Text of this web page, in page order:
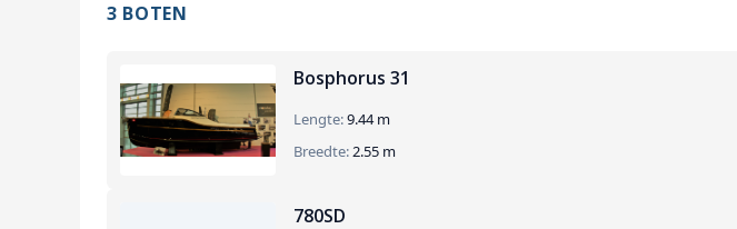
3 BOTEN
Bosphorus 31
Lengte:9.44 m
Breedte:2.55 m
780SD